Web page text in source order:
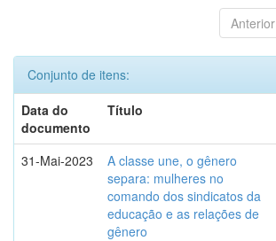
Anterior
Conjunto de itens:
Data do
documento
Título
31-Mai-2023
A classe une, o gênero
separa: mulheres no
comando dos sindicatos da
educação e as relações de
gênero